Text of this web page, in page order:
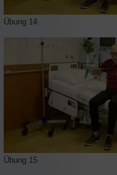
Übung 14
Übung 15